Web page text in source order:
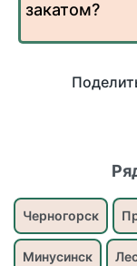
закатом?
Черногорск
Минусинск